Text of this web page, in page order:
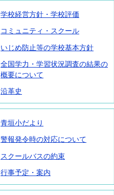
学校経営方針・学校評価
コミュニティ・スクール
いじめ防止等の学校基本方針
全国学力・学習状況調査の結果の
概要について
沿革史
青垣小だより
警報発令時の対応について
スクールバスの約束
行事予定・案内